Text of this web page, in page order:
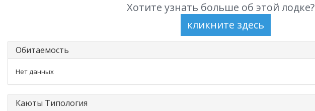
Хотите узнать больше об этой лодке?
Обитаемость
Нет данных
Каюты Типология